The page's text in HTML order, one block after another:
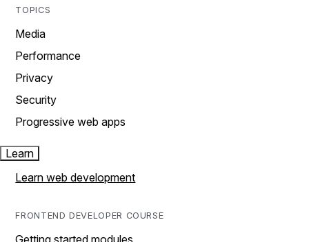
TOPICS
Media
Performance
Privacy
Security
Progressive web apps
Learn
Learn web development
FRONTEND DEVELOPER COURSE
Getting started modules